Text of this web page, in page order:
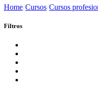
Home Cursos Cursos
Filtros